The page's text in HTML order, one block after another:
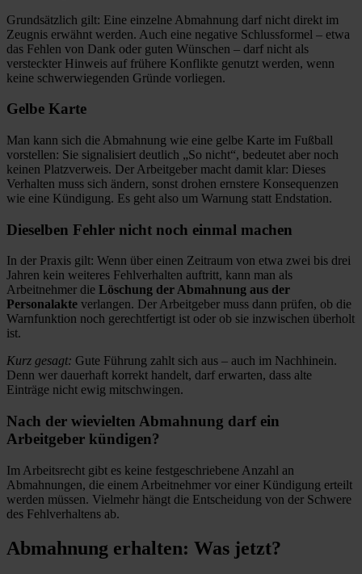
Grundsätzlich gilt: Eine einzelne Abmahnung darf nicht direkt im
Zeugnis erwähnt werden. Auch eine negative Schlussformel – etwa
das Fehlen von Dank oder guten Wünschen – darf nicht als
versteckter Hinweis auf frühere Konflikte genutzt werden, wenn
keine schwerwiegenden Gründe vorliegen.
Gelbe Karte
Man kann sich die Abmahnung wie eine gelbe Karte im Fußball
vorstellen: Sie signalisiert deutlich „So nicht“, bedeutet aber noch
keinen Platzverweis. Der Arbeitgeber macht damit klar: Dieses
Verhalten muss sich ändern, sonst drohen ernstere Konsequenzen
wie eine Kündigung. Es geht also um Warnung statt Endstation.
Dieselben Fehler nicht noch einmal machen
In der Praxis gilt: Wenn über einen Zeitraum von etwa zwei bis drei
Jahren kein weiteres Fehlverhalten auftritt, kann man als
Arbeitnehmer die Löschung der Abmahnung aus der
Personalakte verlangen. Der Arbeitgeber muss dann prüfen, ob die
Warnfunktion noch gerechtfertigt ist oder ob sie inzwischen überholt
ist.
Kurz gesagt: Gute Führung zahlt sich aus – auch im Nachhinein.
Denn wer dauerhaft korrekt handelt, darf erwarten, dass alte
Einträge nicht ewig mitschwingen.
Nach der wievielten Abmahnung darf ein
Arbeitgeber kündigen?
Im Arbeitsrecht gibt es keine festgeschriebene Anzahl an
Abmahnungen, die einem Arbeitnehmer vor einer Kündigung erteilt
werden müssen. Vielmehr hängt die Entscheidung von der Schwere
des Fehlverhaltens ab.
Abmahnung erhalten: Was jetzt?